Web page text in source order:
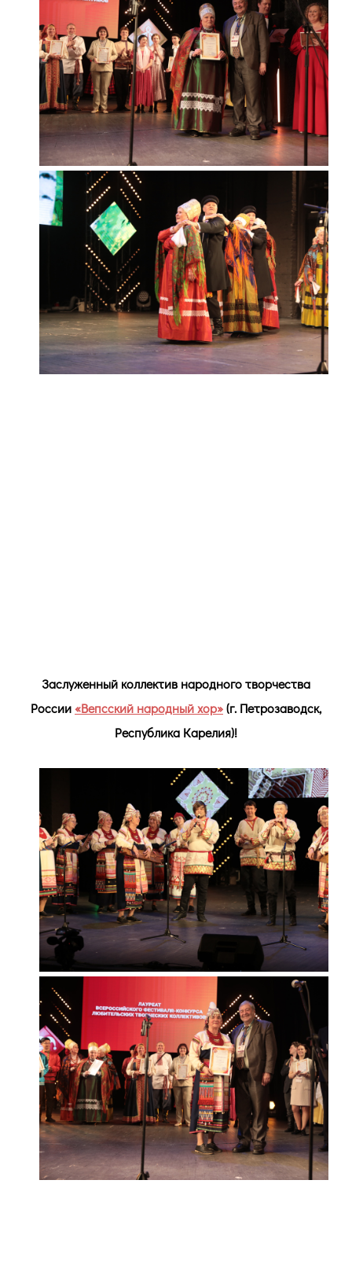
Заслуженный коллектив народного творчества
России«Вепсский народный хор»(г. Петрозаводск,
Республика Карелия)!